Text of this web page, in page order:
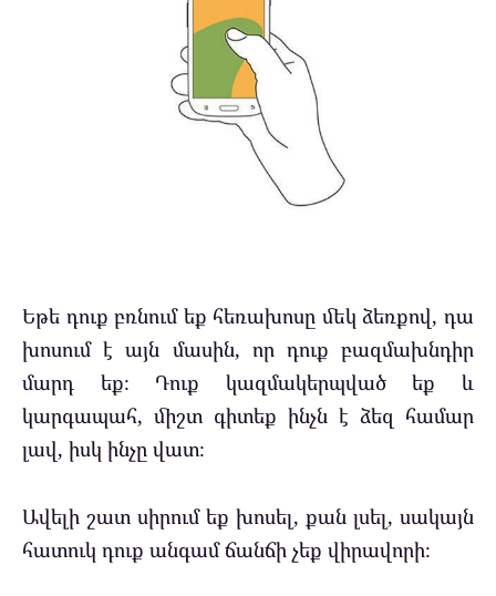
Եթե դուք բռնում եք հեռախոսը մեկ ձեռքով, դա
խոսում է այն մասին, որ դուք բազմախնդիր
մարդ եք։ Դուք կազմակերպված եք և
կարգապահ, միշտ գիտեք ինչն է ձեզ համար
լավ, իսկ ինչը վատ։
Ավելի շատ սիրում եք խոսել, քան լսել, սակայն
հատուկ դուք անգամ ճանճի չեք վիրավորի։